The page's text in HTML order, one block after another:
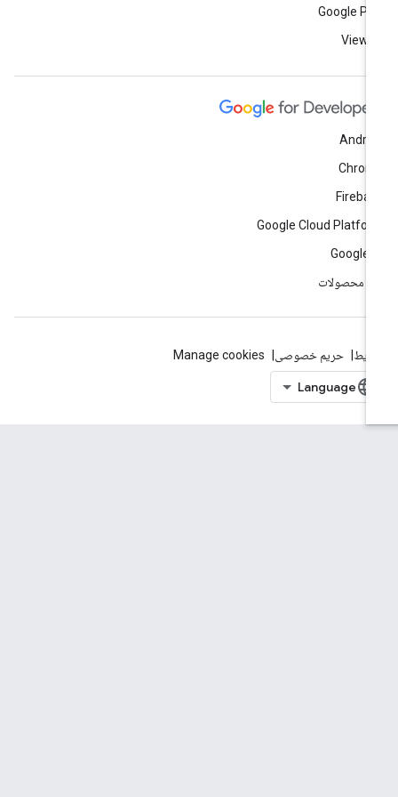
Google
View
Google Cloud
Google
محصولات
حریم خصوصی Manage cookies